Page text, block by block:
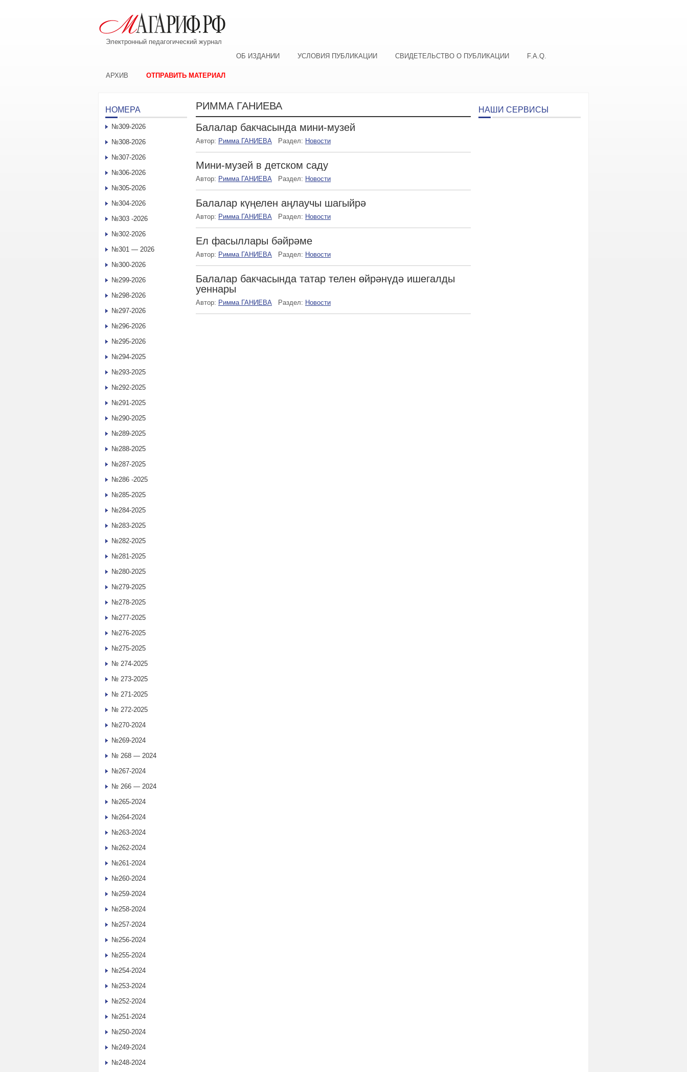
Электронный педагогический журнал
ОБ ИЗДАНИИ
УСЛОВИЯ ПУБЛИКАЦИИ СВИДЕТЕЛЬСТВО О ПУБЛИКАЦИИ F.A.Q.
АРХИВ ОТПРАВИТЬ МАТЕРИАЛ
РИММА ГАНИЕВА
Балалар бакчасында мини-музей
Автор: Римма ГАНИЕВА Раздел: Новости
Мини-музей в детском саду
Автор: Римма ГАНИЕВА Раздел: Новости
Балалар күңелен аңлаучы шагыйрә
Автор: Римма ГАНИЕВА Раздел: Новости
Ел фасыллары бәйрәме
Автор: Римма ГАНИЕВА Раздел: Новости
Балалар бакчасында татар телен өйрәнүдә ишегалды
уеннары
Автор: Римма ГАНИЕВА Раздел: Новости
НОМЕРА
№309-2026
№308-2026
№307-2026
№306-2026
№305-2026
№304-2026
№303 -2026
№302-2026
№301 — 2026
№300-2026
№299-2026
№298-2026
№297-2026
№296-2026
№295-2026
№294-2025
№293-2025
№292-2025
№291-2025
№290-2025
№289-2025
№288-2025
№287-2025
№286 -2025
№285-2025
№284-2025
№283-2025
№282-2025
№281-2025
№280-2025
№279-2025
№278-2025
№277-2025
№276-2025
№275-2025
№ 274-2025
№ 273-2025
№ 271-2025
№ 272-2025
№270-2024
№269-2024
№ 268 — 2024
№267-2024
№ 266 — 2024
№265-2024
№264-2024
№263-2024
№262-2024
№261-2024
№260-2024
№259-2024
№258-2024
№257-2024
№256-2024
№255-2024
№254-2024
№253-2024
№252-2024
№251-2024
№250-2024
№249-2024
№248-2024
НАШИ СЕРВИСЫ